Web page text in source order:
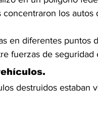
los autos
en diferentes puntos
fuerzas de seguridad
destruidos estaban